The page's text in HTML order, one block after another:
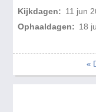
Kijkdagen: 11 jun
Ophaaldagen: 18
«